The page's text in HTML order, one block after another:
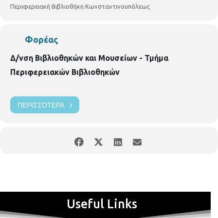
Περιφερειακή Βιβλιοθήκη Κωνσταντινουπόλεως
Φορέας
Δ/νση Βιβλιοθηκών και Μουσείων - Τμήμα
Περιφερειακών Βιβλιοθηκών
ΠΕΡΙΣΣΌΤΕΡΑ
Useful Links